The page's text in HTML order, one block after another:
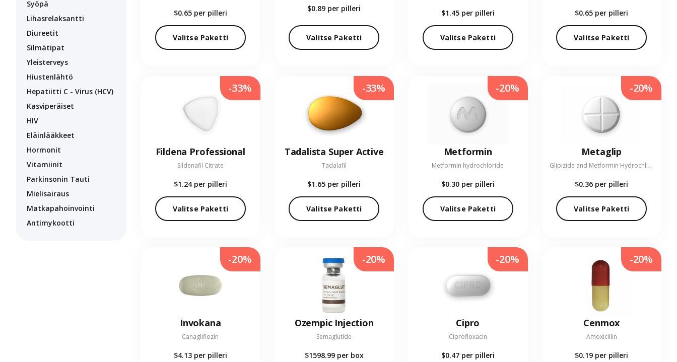
Syöpä
Lihasrelaksantti
Diureetit
Silmätipat
Yleisterveys
Hiustenlähtö
Hepatiitti C - Virus (HCV)
Kasviperäiset
HIV
Eläinlääkkeet
Hormonit
Vitamiinit
Parkinsonin Tauti
Mielisairaus
Matkapahoinvointi
Antimykootti
$0.65 per pilleri
Valitse Paketti
$0.89 per pilleri
Valitse Paketti
$1.45 per pilleri
Valitse Paketti
$0.65 per pilleri
Valitse Paketti
Fildena Professional
Sildenafil Citrate
$1.24 per pilleri
Valitse Paketti
-33%
Tadalista Super Active
Tadalafil
$1.65 per pilleri
Valitse Paketti
-33%
Metformin
Metformin hydrochloride
$0.30 per pilleri
Valitse Paketti
-20%
Metaglip
G
lipizide and Metformin Hydrochloride
$0.36 per pilleri
Valitse Paketti
-20%
Invokana
Canagliflozin
$4.13 per pilleri
-20%
Ozempic Injection
Semaglutide
$1598.99 per box
-20%
Cipro
Ciprofloxacin
$0.47 per pilleri
-20%
Cenmox
Amoxicillin
$0.19 per pilleri
-20%